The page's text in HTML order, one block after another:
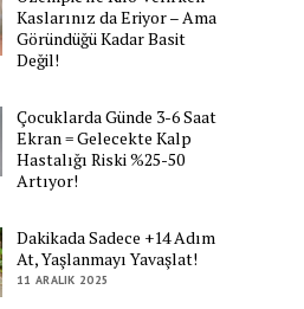
Kaslarınız da Eriyor – Ama
Göründüğü Kadar Basit
Değil!
Çocuklarda Günde 3-6 Saat
Ekran = Gelecekte Kalp
Hastalığı Riski %25-50
Artıyor!
Dakikada Sadece +14 Adım
At, Yaşlanmayı Yavaşlat!
11 ARALIK 2025